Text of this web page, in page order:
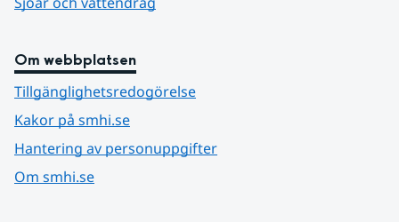
Om webbplatsen
Tillgänglighetsredogörelse
Kakor på smhi.se
Hantering av personuppgifter
Om smhi.se